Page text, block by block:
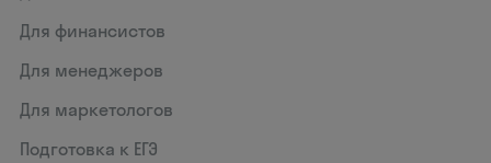
Для финансистов
Для менеджеров
Для маркетологов
Подготовка к ЕГЭ